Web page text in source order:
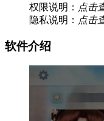
权限说明： 点击
隐私说明： 点击
软件介绍